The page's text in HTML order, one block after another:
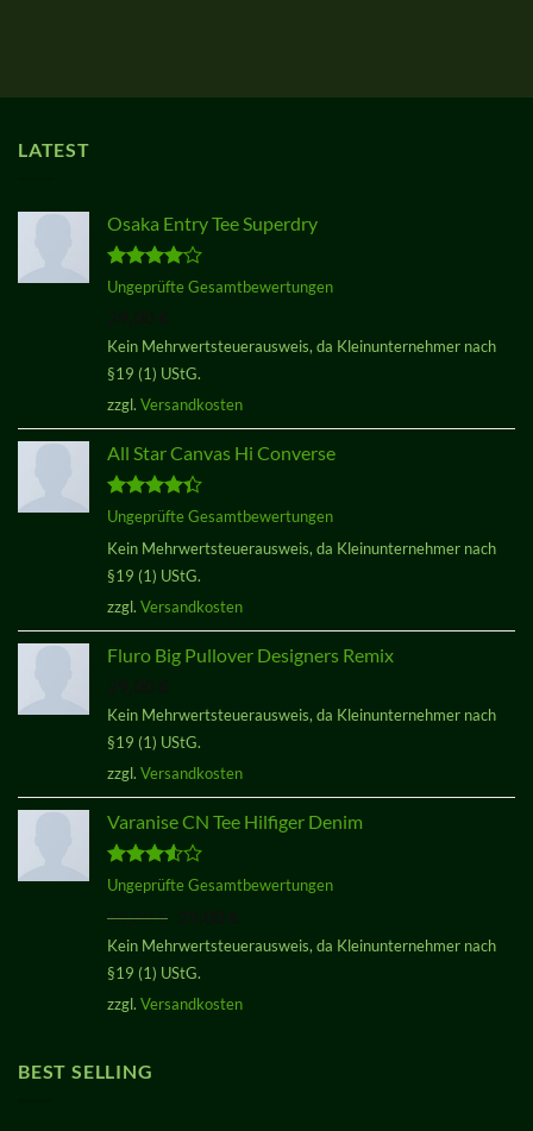
LATEST
Osaka Entry Tee Superdry
Bewertet
mit 4.00
Ungeprüfte Gesamtbewertungen
Kein Mehrwertsteuerausweis, da Kleinunternehmer nach
§19 (1) UStG.
zzgl. Versandkosten
All Star Canvas Hi Converse
Bewertet
von 5
Ungeprüfte Gesamtbewertungen
Kein Mehrwertsteuerausweis, da Kleinunternehmer nach
§19 (1) UStG.
zzgl. Versandkosten
Fluro Big Pullover Designers Remix
Kein Mehrwertsteuerausweis, da Kleinunternehmer nach
§19 (1) UStG.
zzgl. Versandkosten
Varanise CN Tee Hilfiger Denim
Bewertet
von 5
Ungeprüfte Gesamtbewertungen
29,00€
Preis
war:
Preis
Kein Mehrwertsteuerausweis, da Kleinunternehmer nach
§19 (1) UStG.
zzgl. Versandkosten
BEST SELLING